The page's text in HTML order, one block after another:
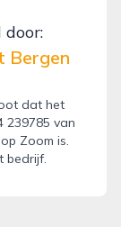
door:
Bergen
dat het
239785 van
Zoom is.
bedrijf.